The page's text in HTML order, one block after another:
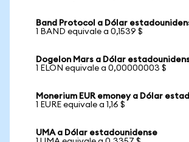
Band Protocol a Dólar
1 BAND equivale a 0,1539 $
Dogelon Mars a Dólar
1 ELON equivale a 0,00000003 $
Monerium EUR emoney a Dólar
1 EURE equivale a 1,16 $
UMA a Dólar estadounidense